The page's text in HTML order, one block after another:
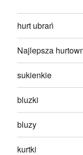
hurt ubrań
Najlepsza
sukienkie
bluzki
bluzy
kurtki